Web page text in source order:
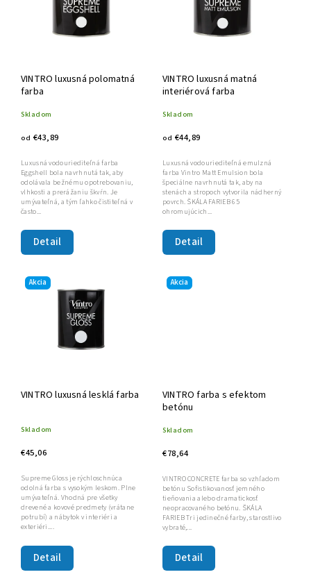
VINTRO luxusná polomatná
farba
Skladom
od €43,89
Detail
Luxusná vodouriediteľná farba
Eggshell bola navrhnutá tak, aby
odolávala bežnému opotrebovaniu,
vlhkosti a prerážaniu škvŕn. Je
umývateľná, a tým ľahko čistiteľná v
často...
VINTRO luxusná matná
interiérová farba
Skladom
od €44,89
Detail
Luxusná vodouriediteľná emulzná
farba Vintro Matt Emulsion bola
špeciálne navrhnutá tak, aby na
stenách a stropoch vytvorila nádherný
povrch. ŠKÁLA FARIEB 65
ohromujúcich...
Akcia
VINTRO luxusná lesklá farba
Skladom
€45,06
Detail
Supreme Gloss je rýchloschnúca
odolná farba s vysokým leskom. Plne
umývateľná. Vhodná pre všetky
drevené a kovové predmety (vrátane
potrubí) a nábytok v interiéri a
exteriéri....
Akcia
VINTRO farba s efektom
betónu
Skladom
€78,64
Detail
VINTRO CONCRETE farba so vzhľadom
betónu Sofistikovanosť jemného
tieňovania alebo dramatickosť
neopracovaného betónu. ŠKÁLA
FARIEB Tri jedinečné farby, starostlivo
vybraté,...